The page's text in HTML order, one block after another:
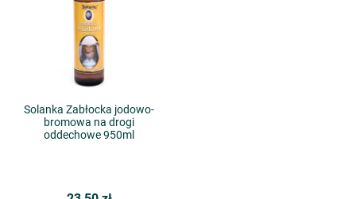
Solanka Zabłocka jodowo-
bromowa na drogi
oddechowe 950ml